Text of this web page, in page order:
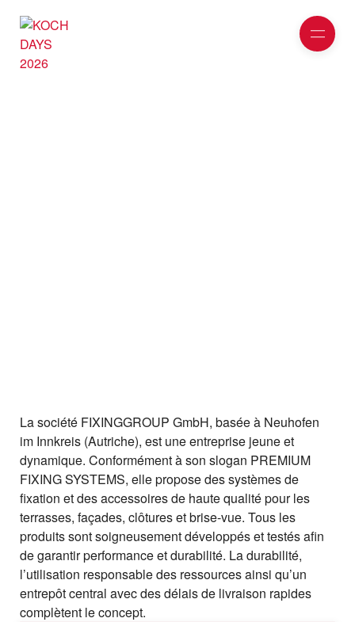
La société FIXINGGROUP GmbH, basée à Neuhofen
im Innkreis (Autriche), est une entreprise jeune et
dynamique. Conformément à son slogan PREMIUM
FIXING SYSTEMS, elle propose des systèmes de
fixation et des accessoires de haute qualité pour les
terrasses, façades, clôtures et brise-vue. Tous les
produits sont soigneusement développés et testés afin
de garantir performance et durabilité. La durabilité,
l’utilisation responsable des ressources ainsi qu’un
entrepôt central avec des délais de livraison rapides
complètent le concept.